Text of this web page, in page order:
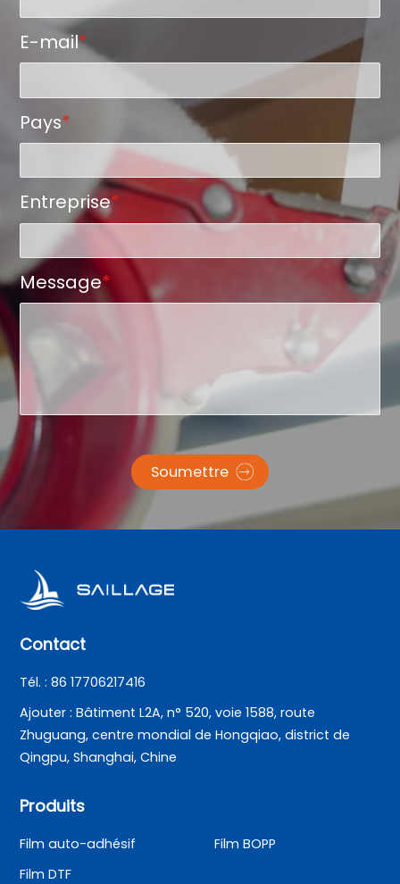
E-mail*
Pays*
Entreprise*
Message*
Soumettre
Contact
Tél. : 86 17706217416
Ajouter : Bâtiment L2A, n° 520, voie 1588, route
Zhuguang, centre mondial de Hongqiao, district de
Qingpu, Shanghai, Chine
Produits
Film auto-adhésif
Film BOPP
Film DTF